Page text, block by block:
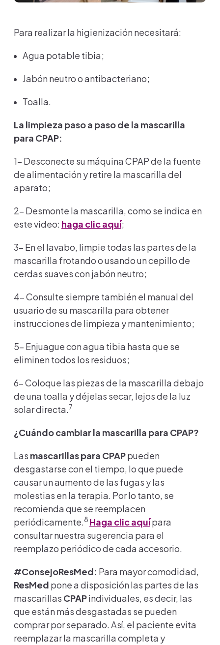
Para realizar la higienización necesitará:
Agua potable tibia;
Jabón neutro o antibacteriano;
Toalla.
La limpieza paso a paso de la mascarilla
para CPAP:
1- Desconecte su máquina CPAP de la fuente
de alimentación y retire la mascarilla del
aparato;
2- Desmonte la mascarilla, como se indica en
este video: haga clic aquí;
3- En el lavabo, limpie todas las partes de la
mascarilla frotando o usando un cepillo de
cerdas suaves con jabón neutro;
4- Consulte siempre también el manual del
usuario de su mascarilla para obtener
instrucciones de limpieza y mantenimiento;
5- Enjuague con agua tibia hasta que se
eliminen todos los residuos;
6- Coloque las piezas de la mascarilla debajo
de una toalla y déjelas secar, lejos de la luz
solar directa.7
¿Cuándo cambiar la mascarilla para CPAP?
Las mascarillas para CPAPpueden
desgastarse con el tiempo, lo que puede
causar un aumento de las fugas y las
molestias en la terapia. Por lo tanto, se
recomienda que se reemplacen
periódicamente.8 Haga clic aquípara
consultar nuestra sugerencia para el
reemplazo periódico de cada accesorio.
#ConsejoResMed: Para mayor comodidad,
ResMed pone a disposición las partes de las
mascarillas CPAPindividuales, es decir, las
que están más desgastadas se pueden
comprar por separado. Así, el paciente evita
reemplazar la mascarilla completa y